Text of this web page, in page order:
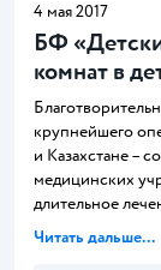
4 мая 2017
БФ
комнат в
крупнейшего
и Казахстане –
медицинских
длительное
Читать дальше...